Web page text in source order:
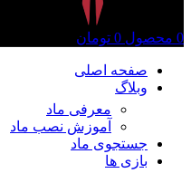
0 محصول 0 تومان
صفحه اصلی
وبلاگ
معرفی ماد
آموزش نصب ماد
جستجوی ماد
بازی ها